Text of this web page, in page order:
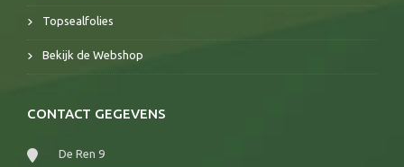
Topsealfolies
Bekijk de Webshop
CONTACT GEGEVENS
De Ren 9